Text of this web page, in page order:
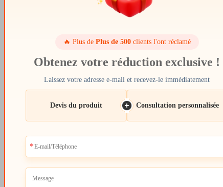
🔥 Plus de Plus de 500clients l'ont réclamé
Obtenez votre réduction exclusive !
Laissez votre adresse e-mail et recevez-le immédiatement
Devis du produit Consultation personnalisée